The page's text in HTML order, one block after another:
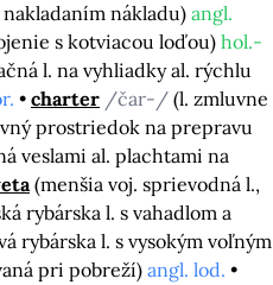
nákladu) angl.
s kotviacou loďou) hol.-
l. na vyhliadky al. rýchlu
charter /čar-/ (l. zmluvne
prostriedok na prepravu
veslami al. plachtami na
(menšia voj. sprievodná l.,
rybárska l. s vahadlom a
rybárska l. s vysokým voľným
pri pobreží)angl. lod.